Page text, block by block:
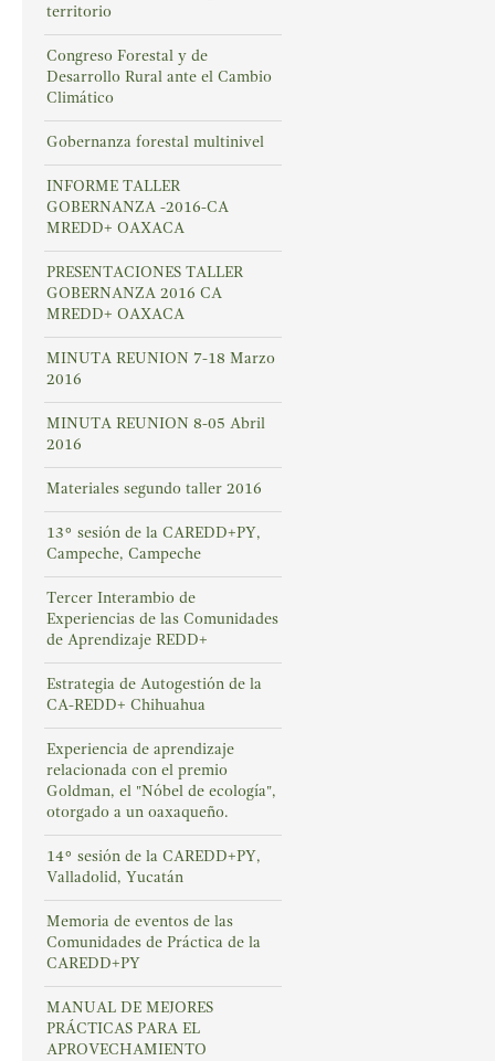
territorio
Congreso Forestal y de
Desarrollo Rural ante el Cambio
Climático
Gobernanza forestal multinivel
INFORME TALLER
GOBERNANZA -2016-CA
MREDD+ OAXACA
PRESENTACIONES TALLER
GOBERNANZA 2016 CA
MREDD+ OAXACA
MINUTA REUNION 7-18 Marzo
2016
MINUTA REUNION 8-05 Abril
2016
Materiales segundo taller 2016
13° sesión de la CAREDD+PY,
Campeche, Campeche
Tercer Interambio de
Experiencias de las Comunidades
de Aprendizaje REDD+
Estrategia de Autogestión de la
CA-REDD+ Chihuahua
Experiencia de aprendizaje
relacionada con el premio
Goldman, el "Nóbel de ecología",
otorgado a un oaxaqueño.
14° sesión de la CAREDD+PY,
Valladolid, Yucatán
Memoria de eventos de las
Comunidades de Práctica de la
CAREDD+PY
MANUAL DE MEJORES
PRÁCTICAS PARA EL
APROVECHAMIENTO